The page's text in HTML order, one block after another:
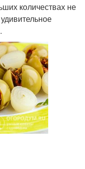
количествах не
удивительное